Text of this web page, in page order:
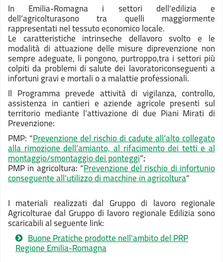
In Emilia-Romagna i settori dell’edilizia e
dell’agricolturasono tra quelli maggiormente
rappresentati nel tessuto economico locale.
Le caratteristiche intrinseche dellavoro svolto e le
modalità di attuazione delle misure diprevenzione non
sempre adeguate, li pongono, purtroppo,tra i settori più
colpiti da problemi di salute dei lavoratoriconseguenti a
infortuni gravi e mortali o a malattie professionali.
Il Programma prevede attività di vigilanza, controllo,
assistenza in cantieri e aziende agricole presenti sul
territorio mediante l’attivazione di due Piani Mirati di
Prevenzione:
PMP: “Prevenzione del rischio di cadute all’alto collegato
alla rimozione dell’amianto, al rifacimento dei tetti e al
montaggio/smontaggio dei ponteggi”;
PMP in agricoltura: “Prevenzione del rischio di infortunio
conseguente all’utilizzo di macchine in agricoltura”
I materiali realizzati dal Gruppo di lavoro regionale
Agricolturae dal Gruppo di lavoro regionale Edilizia sono
scaricabili al seguente link:
Buone Pratiche prodotte nell'ambito del PRP
Regione Emilia-Romagna